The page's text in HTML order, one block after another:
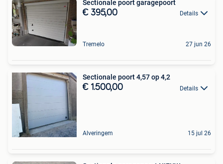
Sectionale poort garagepoort
€ 395,00 Details
Tremelo 27 jun 26
Sectionale poort 4,57 op 4,2
€ 1.500,00 Details
Alveringem 15 jul 26